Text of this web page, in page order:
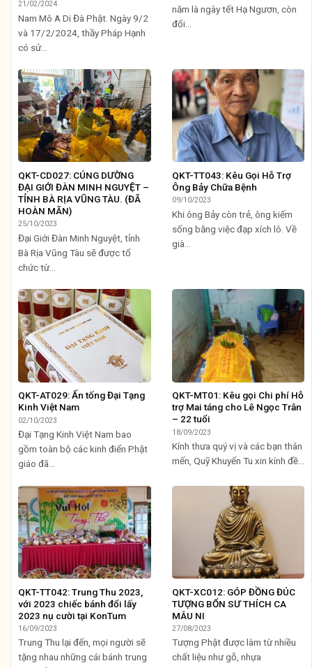
21/02/2024
Nam Mô A Di Đà Phật. Ngày 9/2
và 17/2/2024, thầy Pháp Hạnh
có sử...
năm là ngày tết Hạ Ngươn, còn
đối...
QKT-CD027: CÚNG DƯỜNG
ĐẠI GIỚI ĐÀN MINH NGUYỆT –
TỈNH BÀ RỊA VŨNG TÀU. (ĐÃ
HOÀN MÃN)
25/10/2023
Đại Giới Đàn Minh Nguyệt, tỉnh
Bà Rịa Vũng Tàu sẽ được tổ
chức từ...
QKT-TT043: Kêu Gọi Hỗ Trợ
Ông Bảy Chữa Bệnh
09/10/2023
Khi ông Bảy còn trẻ, ông kiếm
sống bằng việc đạp xích lô. Về
già...
QKT-AT029: Ấn tống Đại Tạng
Kinh Việt Nam
02/10/2023
Đại Tạng Kinh Việt Nam bao
gồm toàn bộ các kinh điển Phật
giáo đã...
QKT-MT01: Kêu gọi Chi phí Hỗ
trợ Mai táng cho Lê Ngọc Trân
– 22 tuổi
18/09/2023
Kính thưa quý vị và các bạn thân
mến, Quỹ Khuyến Tu xin kính đề...
QKT-TT042: Trung Thu 2023,
với 2023 chiếc bánh đổi lấy
2023 nụ cười tại KonTum
16/09/2023
Trung Thu lại đến, mọi người sẽ
tặng nhau những cái bánh trung
QKT-XC012: GÓP ĐỒNG ĐÚC
TƯỢNG BỔN SƯ THÍCH CA
MÂU NI
27/08/2023
Tượng Phật được làm từ nhiều
chất liệu như gỗ, nhựa